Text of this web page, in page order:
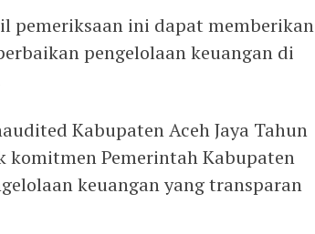
pemeriksaan ini dapat memberikan
pengelolaan keuangan di
Kabupaten Aceh Jaya Tahun
komitmen Pemerintah Kabupaten
keuangan yang transparan